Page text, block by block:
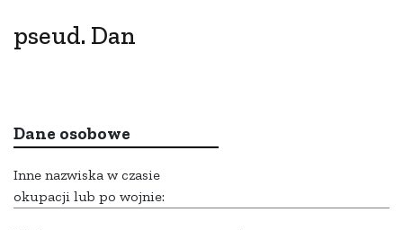
pseud. Dan
Dane osobowe
Inne nazwiska w czasie
okupacji lub po wojnie: